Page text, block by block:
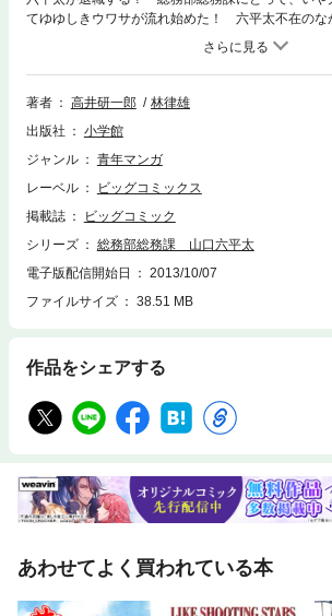
てゆゆしきウワサが流れ始めた！ 六平太不在のな
した総務課の面々。そして数々の証言から、そのウ
著者 高井研一郎
林律雄
出版社
小学館
ジャンル
青年マンガ
レーベル
ビッグコミックス
掲載誌
ビッグコミック
シリーズ
総務部総務課 山口六平太
電子版配信開始日
2013/10/07
ファイルサイズ
38.51 MB
作品をシェアする
あわせてよく買われている本